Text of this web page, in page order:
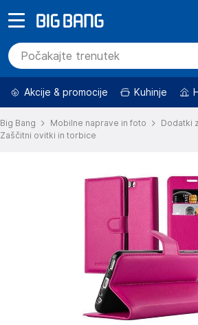
Akcije & promocije Kuhinje
Big Bang Mobilne naprave in foto
Dodatki
Zaščitni ovitki in torbice